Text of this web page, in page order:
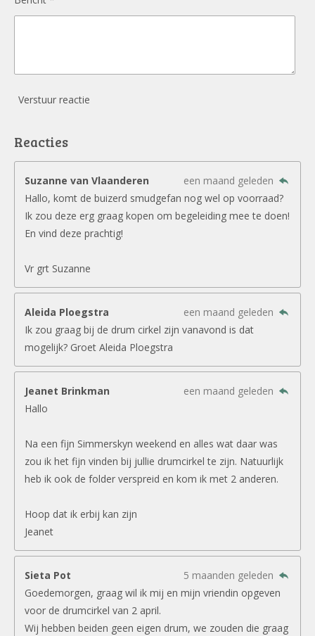
Verstuur reactie
Reacties
Suzanne van Vlaanderen
een maand geleden
Hallo, komt de buizerd smudgefan nog wel op voorraad?
Ik zou deze erg graag kopen om begeleiding mee te doen!
En vind deze prachtig!
Vr grt Suzanne
Aleida Ploegstra
een maand geleden
Ik zou graag bij de drum cirkel zijn vanavond is dat
mogelijk? Groet Aleida Ploegstra
Jeanet Brinkman
een maand geleden
Hallo
Na een fijn Simmerskyn weekend en alles wat daar was
zou ik het fijn vinden bij jullie drumcirkel te zijn. Natuurlijk
heb ik ook de folder verspreid en kom ik met 2 anderen.
Hoop dat ik erbij kan zijn
Jeanet
Sieta Pot
5 maanden geleden
Goedemorgen, graag wil ik mij en mijn vriendin opgeven
voor de drumcirkel van 2 april.
Wij hebben beiden geen eigen drum, we zouden die graag